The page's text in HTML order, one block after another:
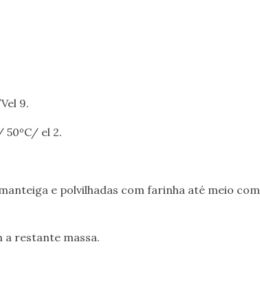
9.
50ºC/ el 2.
e polvilhadas com farinha até meio com
a restante massa.